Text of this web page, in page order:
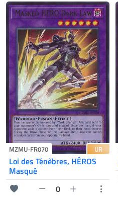
MZMU-FR070 UR
Loi des Ténèbres, HÉROS
Masqué
0